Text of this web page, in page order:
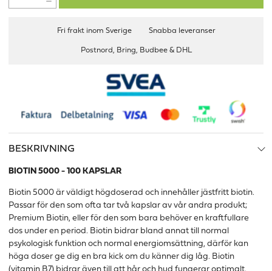
Fri frakt inom Sverige Snabba leveranser
Postnord, Bring, Budbee & DHL
BESKRIVNING
BIOTIN 5000 - 100 KAPSLAR
Biotin 5000 är väldigt högdoserad och innehåller jästfritt biotin.
Passar för den som ofta tar två kapslar av vår andra produkt;
Premium Biotin, eller för den som bara behöver en kraftfullare
dos under en period. Biotin bidrar bland annat till normal
psykologisk funktion och normal energiomsättning, därför kan
höga doser ge dig en bra kick om du känner dig låg. Biotin